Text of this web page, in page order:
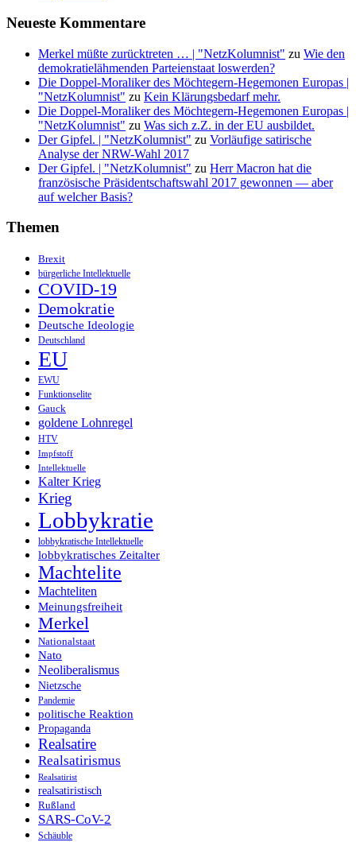
Neueste Kommentare
Merkel müßte zurücktreten … | "NetzKolumnist" zu Wie den
demokratielähmenden Parteienstaat loswerden?
Die Doppel-Moraliker des Möchtegern-Hegemonen Europas |
"NetzKolumnist" zu Kein Klärungsbedarf mehr.
Die Doppel-Moraliker des Möchtegern-Hegemonen Europas |
"NetzKolumnist" zu Was sich z.Z. in der EU ausbildet.
Der Gipfel. | "NetzKolumnist" zu Vorläufige satirische
Analyse der NRW-Wahl 2017
Der Gipfel. | "NetzKolumnist" zu Herr Macron hat die
französische Präsidentschaftswahl 2017 gewonnen — aber
auf welcher Basis?
Themen
Brexit
bürgerliche Intellektuelle
COVID-19
Demokratie
Deutsche Ideologie
Deutschland
EU
EWU
Funktionselite
Gauck
goldene Lohnregel
HTV
Impfstoff
Intellektuelle
Kalter Krieg
Krieg
Lobbykratie
lobbykratische Intellektuelle
lobbykratisches Zeitalter
Machtelite
Machteliten
Meinungsfreiheit
Merkel
Nationalstaat
Nato
Neoliberalismus
Nietzsche
Pandemie
politische Reaktion
Propaganda
Realsatire
Realsatirismus
Realsatirist
realsatiristisch
Rußland
SARS-CoV-2
Schäuble